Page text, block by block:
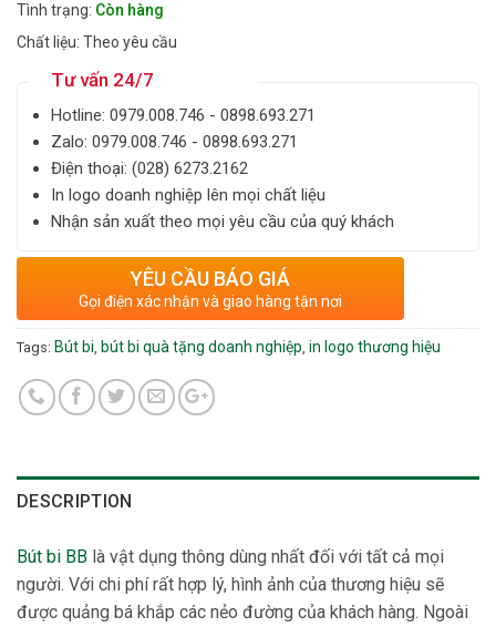
Tình trạng: Còn hàng
Chất liệu: Theo yêu cầu
Tư vấn 24/7
Hotline: ‎0979.008.746 - 0898.693.271
Zalo: ‎‎0979.008.746 - 0898.693.271
Điện thoại: ‎(028) 6273.2162
In logo doanh nghiệp lên mọi chất liệu
Nhận sản xuất theo mọi yêu cầu của quý khách
YÊU CẦU BÁO GIÁ
Gọi điện xác nhận và giao hàng tận nơi
Tags: Bút bi, bút bi quà tặng doanh nghiệp, in logo thương hiệu
DESCRIPTION
Bút bi BB là vật dụng thông dùng nhất đối với tất cả mọi
người. Với chi phí rất hợp lý, hình ảnh của thương hiệu sẽ
được quảng bá khắp các nẻo đường của khách hàng. Ngoài